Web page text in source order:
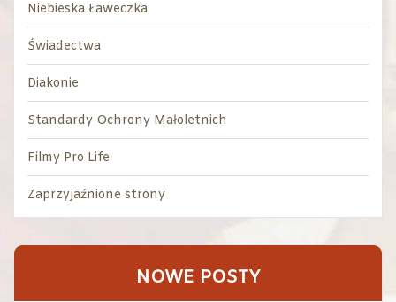
Niebieska Ławeczka
Świadectwa
Diakonie
Standardy Ochrony Małoletnich
Filmy Pro Life
Zaprzyjaźnione strony
NOWE POSTY